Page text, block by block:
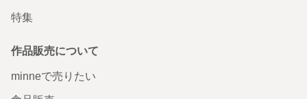
特集
作品販売について
minneで売りたい